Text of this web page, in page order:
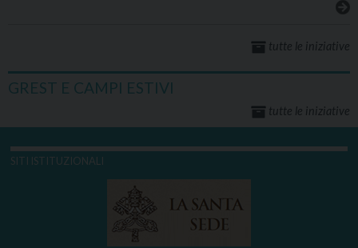
tutte le iniziative
GREST E CAMPI ESTIVI
tutte le iniziative
SITI ISTITUZIONALI